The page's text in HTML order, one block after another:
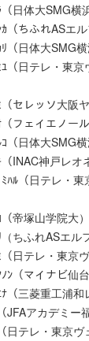
体大SMG横浜
ふれASエル
体大SMG横
日テレ・東京
レッソ大阪ヤ
ェイエノール
日体大SMG横
神戸レオネ
日テレ・東
塚山学院大）
ふれASエルフ
テレ・東京ヴ
マイナビ仙台
菱重工浦和レ
アカデミー福
レ・東京ヴェ